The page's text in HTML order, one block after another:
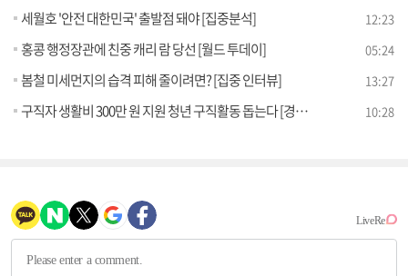
세월호 '안전 대한민국' 출발점 돼야 [집중분석] 12:23
홍콩 행정장관에 친중 캐리 람 당선 [월드 투데이] 05:24
봄철 미세먼지의 습격 피해 줄이려면? [집중 인터뷰] 13:27
구직자 생활비 300만 원 지원 청년 구직활동 돕는다 [경제인사이드] 10:28